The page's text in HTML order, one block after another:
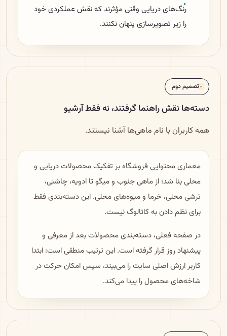
رنگ‌های دریایی وقتی مؤثرند که نقش عملکردی خود
را زیر تصویرسازی پنهان نکنند.
تصمیم دوم
دسته‌ها نقش راهنما گرفتند، نه فقط آرشیو
همه کاربران با نام ماهی‌ها آشنا نیستند.
معماری محتوایی فروشگاه بر تفکیک محصولات دریایی و
محلی بنا شد؛ از ماهی جنوب و میگو تا ادویه، چاشنی،
ترشی محلی، خرما و میوه‌های محلی. این دسته‌بندی فقط
برای نظم دادن به کاتالوگ نیست.
در صفحه فعلی، دسته‌بندی محصولات بعد از معرفی و
پیشنهاد روز قرار گرفته است. این ترتیب منطقی است: ابتدا
کاربر ارزش اصلی سایت را می‌بیند، سپس امکان حرکت در
شاخه‌های محصول را پیدا می‌کند.